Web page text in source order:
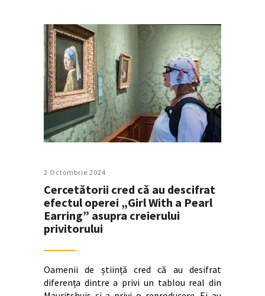
2 Octombrie 2024
Cercetătorii cred că au descifrat
efectul operei „Girl With a Pearl
Earring” asupra creierului
privitorului
Oamenii de știință cred că au desifrat
diferența dintre a privi un tablou real din